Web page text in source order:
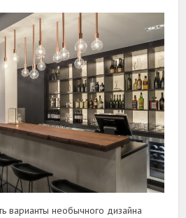
варианты необычного дизайна